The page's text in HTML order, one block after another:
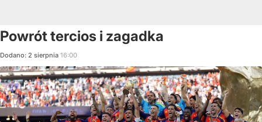
Powrót tercios i zagadka
Dodano: 2 sierpnia 16:00